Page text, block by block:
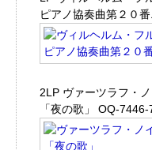
ピアノ協奏曲第２０
2LP ヴァーツラフ・
「夜の歌」 OQ-